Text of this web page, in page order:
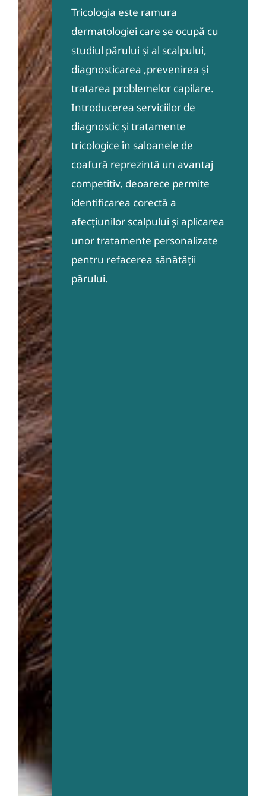
Tricologia este ramura
dermatologiei care se ocupă cu
studiul părului și al scalpului,
diagnosticarea ,prevenirea și
tratarea problemelor capilare.
Introducerea serviciilor de
diagnostic și tratamente
tricologice în saloanele de
coafură reprezintă un avantaj
competitiv, deoarece permite
identificarea corectă a
afecțiunilor scalpului și aplicarea
unor tratamente personalizate
pentru refacerea sănătății
părului.